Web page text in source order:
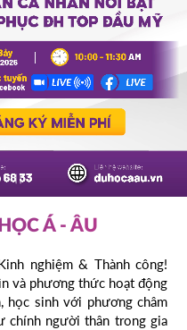
Á - ÂU
nghiệm & Thành công!
và phương thức hoạt động
học sinh với phương châm
chính người thân trong gia